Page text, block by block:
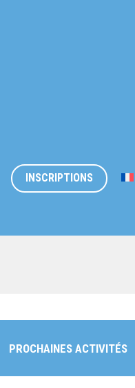
INSCRIPTIONS
PROCHAINES ACTIVITÉS